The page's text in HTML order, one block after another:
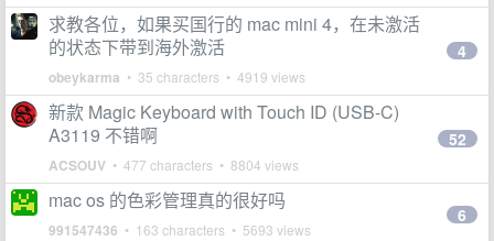
求教各位，如果买国行的 mac mini 4，在未激活
的状态下带到海外激活
obeykarma • 35 characters • 4919 views
4
新款 Magic Keyboard with Touch ID (USB-C)
A3119 不错啊
ACSOUV • 477 characters • 8804 views
52
mac os 的色彩管理真的很好吗
991547436 • 163 characters • 5693 views
6